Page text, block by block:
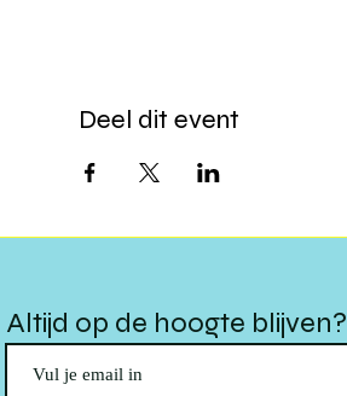
Deel dit event
Altijd op de hoogte blijven?